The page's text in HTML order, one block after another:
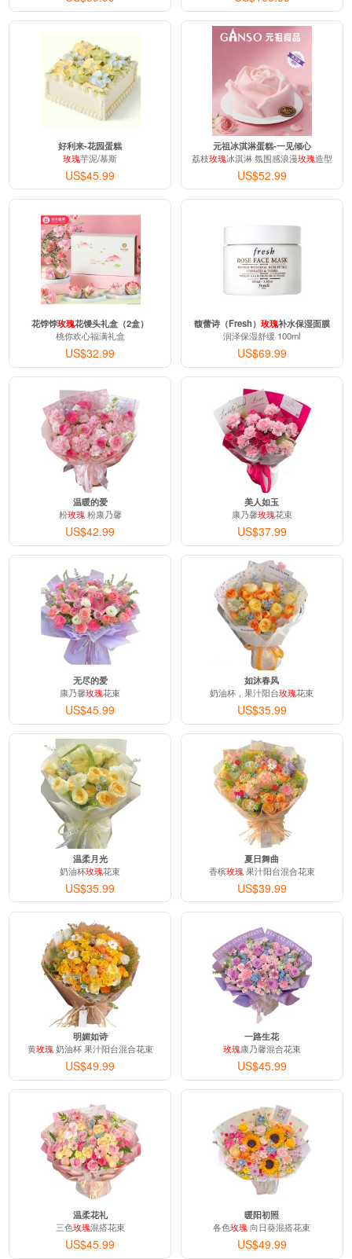
好利来-花园蛋糕
玫瑰芋泥/慕斯
US$45.99
元祖冰淇淋蛋糕-一见倾心
荔枝玫瑰冰淇淋 氛围感浪漫玫瑰造型
US$52.99
花饽饽玫瑰花馒头礼盒（2盒）
桃你欢心福满礼盒
US$32.99
馥蕾诗（Fresh） 玫瑰补水保湿面膜
润泽保湿舒缓 100ml
US$69.99
温暖的爱
粉玫瑰 粉康乃馨
US$42.99
美人如玉
康乃馨玫瑰花束
US$37.99
无尽的爱
康乃馨玫瑰花束
US$45.99
如沐春风
奶油杯，果汁阳台玫瑰花束
US$35.99
温柔月光
奶油杯玫瑰花束
US$35.99
夏日舞曲
香槟玫瑰 果汁阳台混合花束
US$39.99
明媚如诗
黄玫瑰奶油杯 果汁阳台混合花束
US$49.99
一路生花
玫瑰康乃馨混合花束
US$45.99
温柔花礼
三色玫瑰混搭花束
US$45.99
暖阳初照
各色玫瑰向日葵混搭花束
US$49.99